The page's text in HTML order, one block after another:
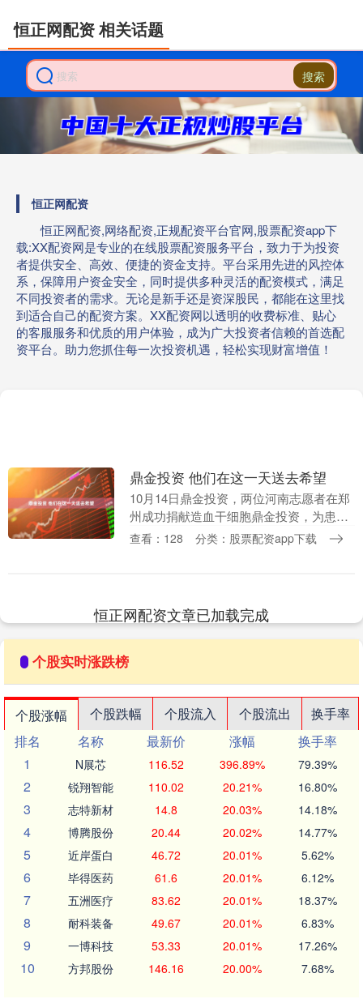
搜索
恒正网配资
恒正网配资,网络配资,正规配资平台官网,股票配资app下
载:XX配资网是专业的在线股票配资服务平台，致力于为投资
者提供安全、高效、便捷的资金支持。平台采用先进的风控体
系，保障用户资金安全，同时提供多种灵活的配资模式，满足
不同投资者的需求。无论是新手还是资深股民，都能在这里找
到适合自己的配资方案。XX配资网以透明的收费标准、贴心
的客服服务和优质的用户体验，成为广大投资者信赖的首选配
资平台。助力您抓住每一次投资机遇，轻松实现财富增值！
恒正网配资 相关话题
鼎金投资 他们在这一天送去希望
10月14日鼎金投资，两位河南志愿者在郑
州成功捐献造血干细胞鼎金投资，为患者
送去生命的种子。 杜宇帅：用大爱书写青
查看：128 分类：股票配资app下载
恒正网配资文章已加载完成
个股实时涨跌榜
个股涨幅 个股跌幅 个股流入 个股流出
换手率
排名
名称 最新价 涨幅
换手率
1
N展芯 116.52 396.89% 79.39%
2 锐翔智能 110.02 20.21% 16.80%
3 志特新材 14.8 20.03% 14.18%
4 博腾股份 20.44 20.02% 14.77%
5 近岸蛋白 46.72 20.01% 5.62%
6 毕得医药 61.6 20.01% 6.12%
7 五洲医疗 83.62 20.01% 18.37%
8 耐科装备 49.67 20.01% 6.83%
9 一博科技 53.33 20.01% 17.26%
10 方邦股份 146.16 20.00% 7.68%